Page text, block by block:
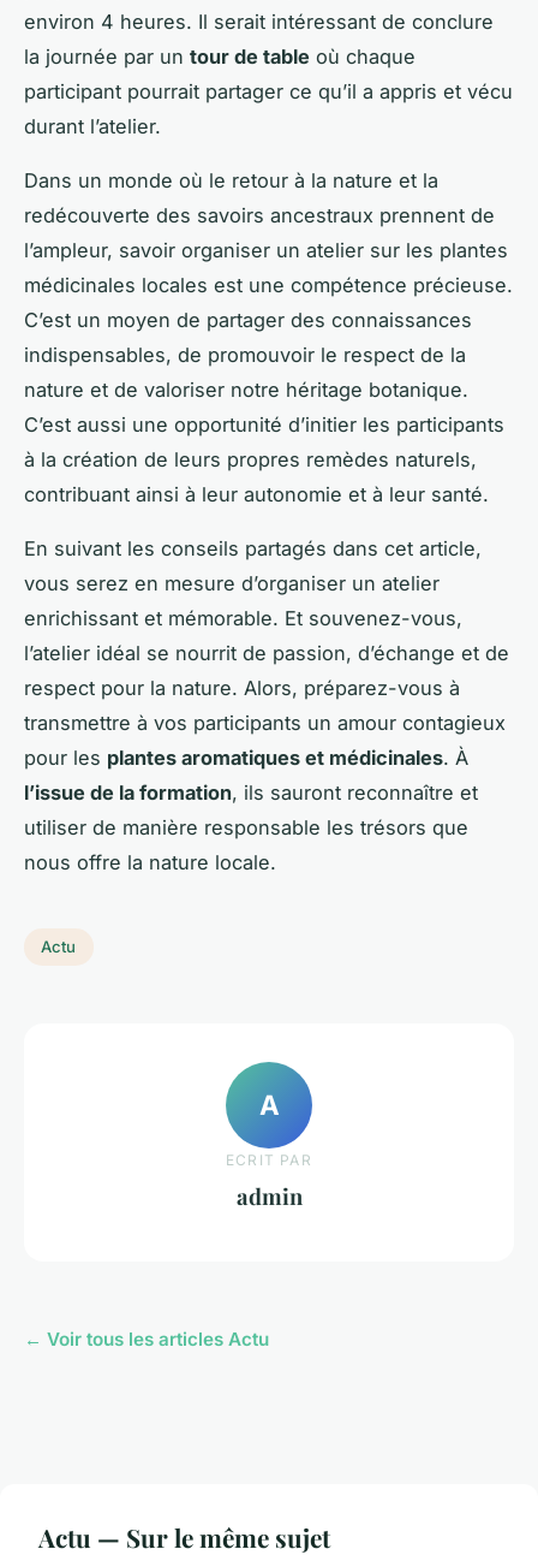
environ 4 heures. Il serait intéressant de conclure
la journée par un tour de table où chaque
participant pourrait partager ce qu’il a appris et vécu
durant l’atelier.
Dans un monde où le retour à la nature et la
redécouverte des savoirs ancestraux prennent de
l’ampleur, savoir organiser un atelier sur les plantes
médicinales locales est une compétence précieuse.
C’est un moyen de partager des connaissances
indispensables, de promouvoir le respect de la
nature et de valoriser notre héritage botanique.
C’est aussi une opportunité d’initier les participants
à la création de leurs propres remèdes naturels,
contribuant ainsi à leur autonomie et à leur santé.
En suivant les conseils partagés dans cet article,
vous serez en mesure d’organiser un atelier
enrichissant et mémorable. Et souvenez-vous,
l’atelier idéal se nourrit de passion, d’échange et de
respect pour la nature. Alors, préparez-vous à
transmettre à vos participants un amour contagieux
pour les plantes aromatiques et médicinales. À
l’issue de la formation, ils sauront reconnaître et
utiliser de manière responsable les trésors que
nous offre la nature locale.
Actu
A
ECRIT PAR
admin
← Voir tous les articles Actu
Actu — Sur le même sujet